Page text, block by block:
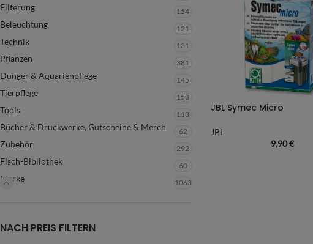
Filterung 154
Beleuchtung 121
Technik 131
Pflanzen 381
Dünger & Aquarienpflege 145
Tierpflege 158
Tools 113
Bücher & Druckwerke, Gutscheine & Merch 62
Zubehör 292
Fisch-Bibliothek 60
Marke 1063
NACH PREIS FILTERN
JBL Symec Micro
JBL
9,90€